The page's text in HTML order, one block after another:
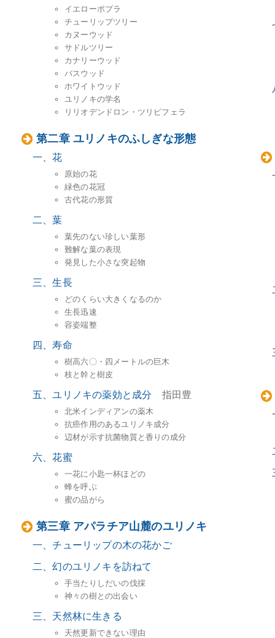
イエローポプラ
チューリップツリー
カヌーウッド
サドルツリー
カナリーウッド
バスウッド
ホワイトウッド
ユリノキの学名
リリオデンドロン・ツリピフェラ
第二章 ユリノキのふしぎな形態
一、花
原始の花
緑色の花冠
古代花の形質
二、葉
葉先のない珍しい葉形
難解な葉の表現
発見した小さな突起物
三、生長
どのくらい大きくなるのか
生長迅速
容姿端整
四、寿命
樹高六〇・四メートルの巨木
枝と幹と樹皮
五、ユリノキの薬効と成分 指田豊
北米インディアンの薬木
抗癌作用のあるユリノキ成分
辺材が示す抗菌物質と香りの成分
六、花蜜
一花に小匙一杯ほどの
蜂を呼ぶ
蜜の品がら
第三章 アパラチア山麓のユリノキ
一、チューリップの木の花かご
二、幻のユリノキを訪ねて
手当たりしだいの伐採
神々の樹との出会い
三、天然林に生きる
天然更新できない理由